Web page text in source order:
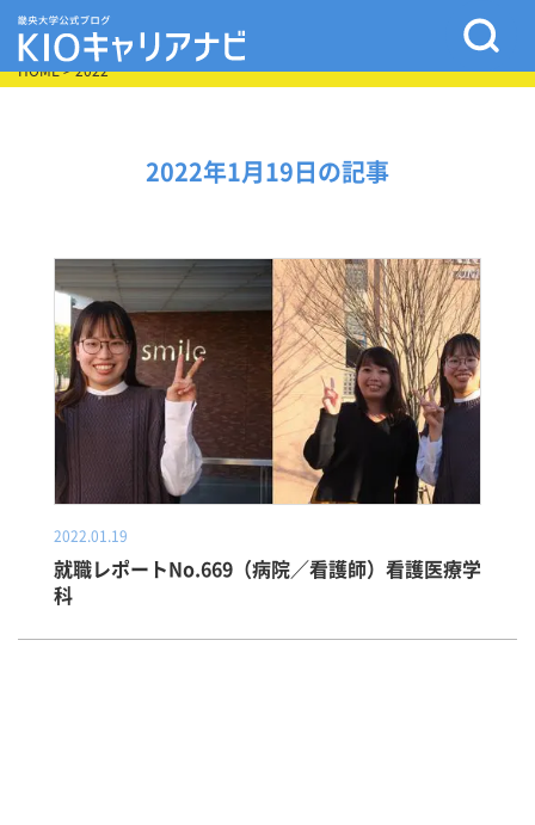
HOME> 2022
2022年1月19日の記事
2022.01.19
就職レポートNo.669（病院／看護師）看護医療学
科